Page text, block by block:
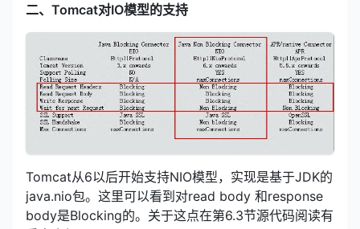
二、Tomcat对IO模型的支持
Tomcat从6以后开始支持NIO模型，实现是基于JDK的
java.nio包。这里可以看到对read body 和response
body是Blocking的。关于这点在第6.3节源代码阅读有